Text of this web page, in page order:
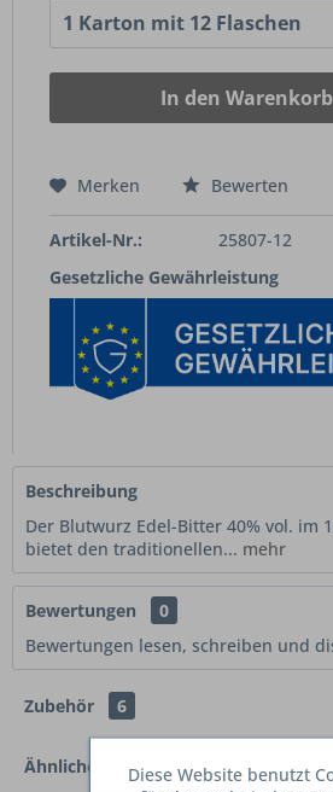
In den Warenkorb
Merken Bewerten
Artikel-Nr.:
25807-12
Gesetzliche Gewährleistung
Beschreibung
Der Blutwurz Edel-Bitter 40% vol. im
bietet den traditionellen... mehr
Bewertungen
0
Bewertungen lesen, schreiben und
Zubehör 6
Ähnliche ArtikelDiese Website benutzt